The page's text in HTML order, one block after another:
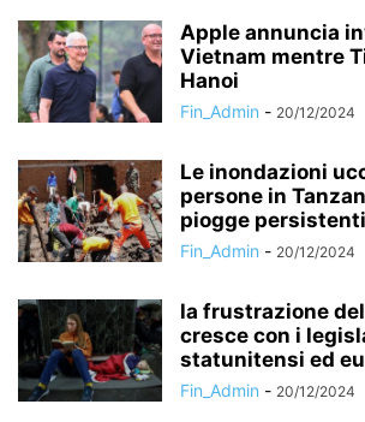
Apple annuncia
Vietnam mentre
Hanoi
Fin_Admin - 20/12/2024
Le inondazioni
persone in
piogge persistenti
Fin_Admin - 20/12/2024
la frustrazione
cresce con i
statunitensi ed
Fin_Admin - 20/12/2024